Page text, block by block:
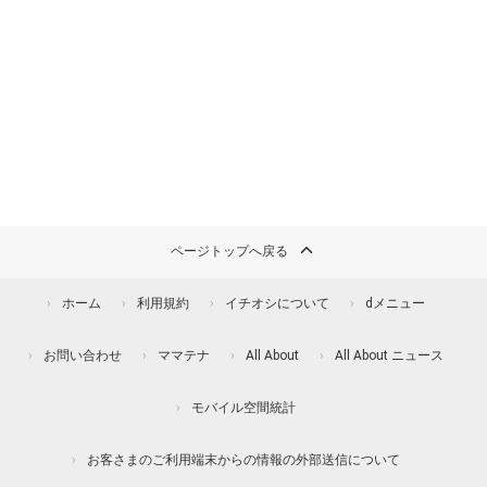
ページトップへ戻る
ホーム 利用規約 イチオシについて dメニュー
お問い合わせ ママテナ All About All About ニュース
モバイル空間統計
お客さまのご利用端末からの情報の外部送信について